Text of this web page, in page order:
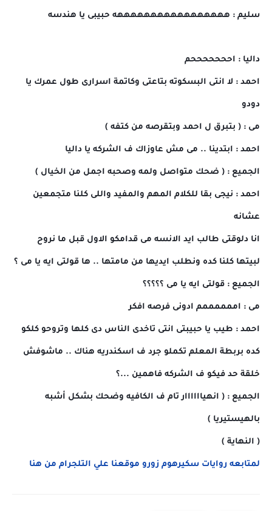
سليم : هههههههههههههههههه حبيبى يا هندسه
داليا : احححححححم
احمد : لا انتى البسكوته بتاعتى وكاتمة اسرارى طول عمرك يا
دودو
مى : ( بتبرق ل احمد وبتقرصه من كتفه )
احمد : ابتدينا .. مى مش عاوزاك ف الشركه يا داليا
الجميع : ( ضحك متواصل ولمه وصحبه اجمل من الخيال )
احمد : نيجى بقا للكلام المهم والمفيد واللى كلنا متجمعين
عشانه
انا دلوقتى طالب ايد الانسه مى قدامكو الاول قبل ما نروح
لبيتها كلنا كده ونطلب ايديها من مامتها .. ها قولتى ايه يا مى ؟
الجميع : قولتى ايه يا مى ؟؟؟؟؟
مى : اممممممم ادونى فرصه افكر
احمد : طيب يا حبيبتى انتى تاخدى الناس دى كلها وتروحو كلكو
كده بربطة المعلم تكملو جرد ف اسكندريه هناك .. ماشوفش
خلقة حد فيكو ف الشركه فاهمين ...؟
الجميع : ( انهياااااار تام ف الكافيه وضحك بشكل أشبه
بالهيستيريا )
( النهاية )
لمتابعه روايات سكيرهوم زورو موقعنا علي التلجرام من هنا